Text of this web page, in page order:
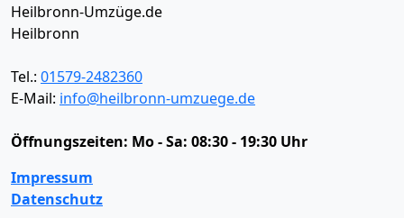
Heilbronn-Umzüge.de
Heilbronn
Tel.: 01579-2482360
E-Mail: info@heilbronn-umzuege.de
Öffnungszeiten: Mo - Sa: 08:30 - 19:30 Uhr
Impressum
Datenschutz